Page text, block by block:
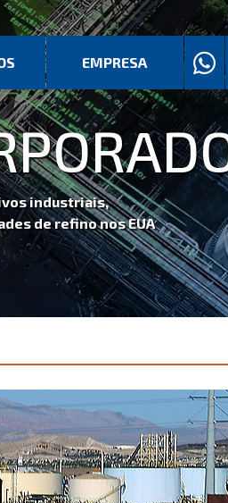
refino nos EUA
EMPRESA